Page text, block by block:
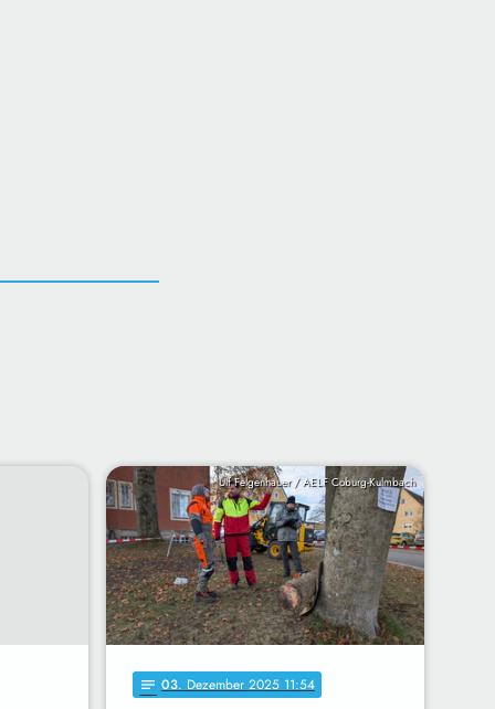
Ulf Felgenhauer / AELF Coburg-Kulmbach
notes 03. Dezember 2025 11:54